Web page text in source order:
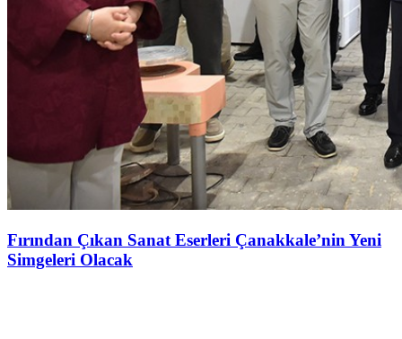
Fırından Çıkan Sanat Eserleri Çanakkale’nin Yeni
Simgeleri Olacak